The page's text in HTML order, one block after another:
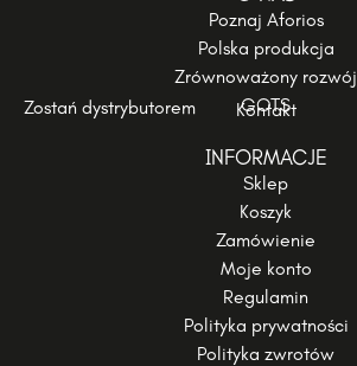
Poznaj Aforios
Polska produkcja
Zrównoważony rozwój
GOTS
Zostań dystrybutorem Kontakt
INFORMACJE
Sklep
Koszyk
Zamówienie
Moje konto
Regulamin
Polityka prywatności
Polityka zwrotów